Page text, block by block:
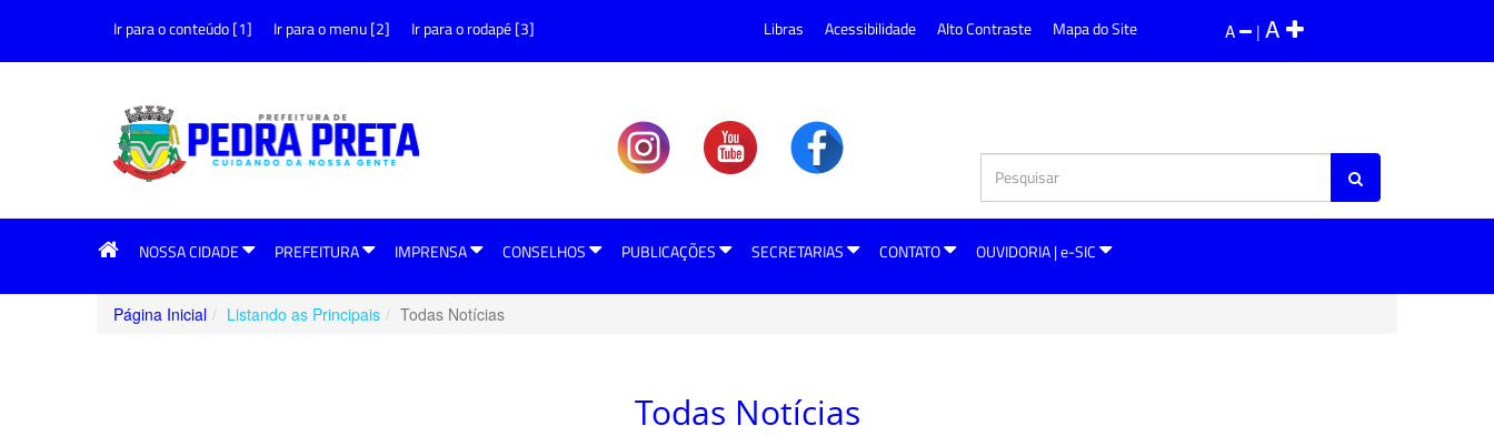
Ir para o conteúdo [1] Ir para o menu [2] Ir para o rodapé [3] A | A
Libras Acessibilidade Alto Contraste Mapa do Site
NOSSA CIDADE PREFEITURA IMPRENSA CONSELHOS PUBLICAÇÕES SECRETARIAS CONTATO OUVIDORIA | e-SIC
Página Inicial Listando as Principais Todas Notícias
Todas Notícias